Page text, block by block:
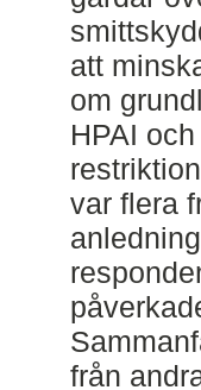
att
om
HPAI
var flera
från